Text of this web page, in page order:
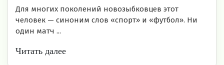
Для многих поколений новозыбковцев этот
человек — синоним слов «спорт» и «футбол». Ни
один матч ...
Читать далее